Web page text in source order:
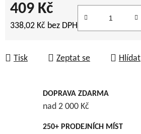
409 Kč
338,02 Kč bez DPH
Tisk Zeptat se Hlídat
DOPRAVA ZDARMA
nad 2 000 Kč
250+ PRODEJNÍCH MÍST